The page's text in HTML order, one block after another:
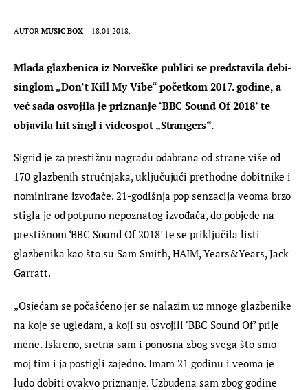
AUTOR MUSIC BOX 18.01.2018.
Mlada glazbenica iz Norveške publici se predstavila debi-
singlom „Don’t Kill My Vibe“ početkom 2017. godine, a
već sada osvojila je priznanje ‘BBC Sound Of 2018’ te
objavila hit singl i videospot „Strangers“.
Sigrid je za prestižnu nagradu odabrana od strane više od
170 glazbenih stručnjaka, uključujući prethodne dobitnike i
nominirane izvođače. 21-godišnja pop senzacija veoma brzo
stigla je od potpuno nepoznatog izvođača, do pobjede na
prestižnom ‘BBC Sound Of 2018’ te se priključila listi
glazbenika kao što su Sam Smith, HAIM, Years&Years, Jack
Garratt.
„Osjećam se počašćeno jer se nalazim uz mnoge glazbenike
na koje se ugledam, a koji su osvojili ‘BBC Sound Of’ prije
mene. Iskreno, sretna sam i ponosna zbog svega što smo
moj tim i ja postigli zajedno. Imam 21 godinu i veoma je
ludo dobiti ovakvo priznanje. Uzbuđena sam zbog godine